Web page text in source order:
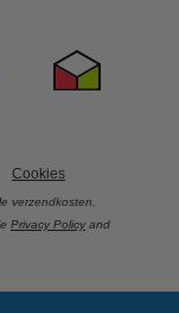
Cookies
verzendkosten.
Privacy Policy and